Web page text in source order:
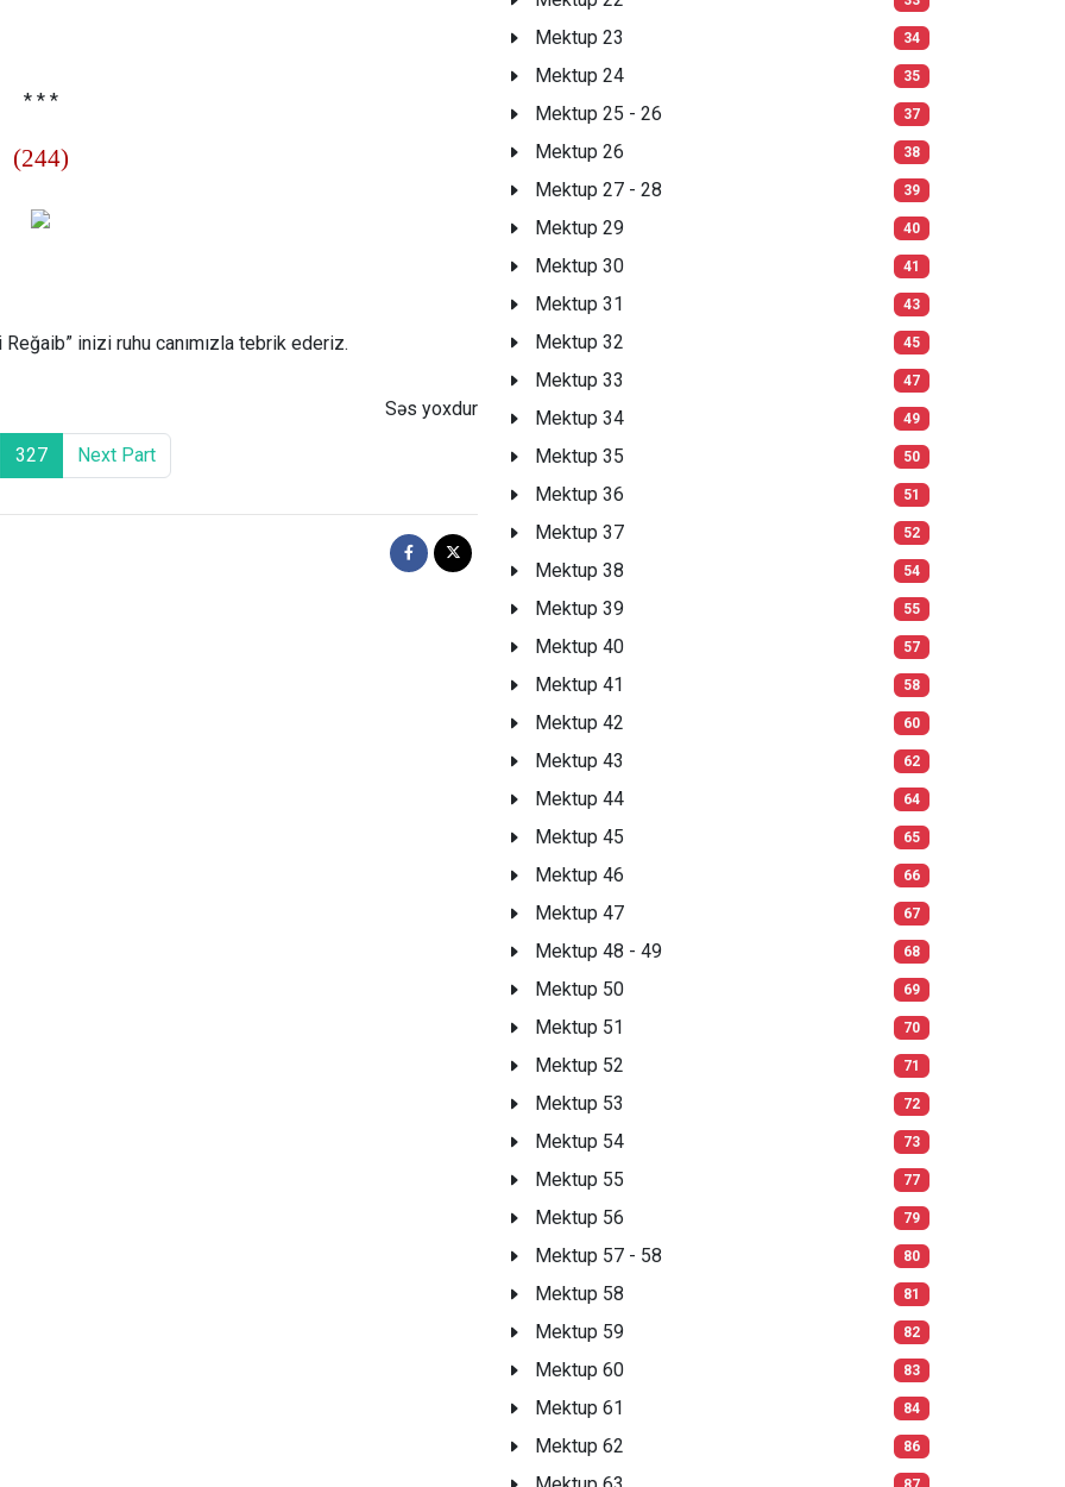
* * *
(244)
inizi ruhu canımızla tebrik ederiz.
Səs yoxdur
327 Next Part
Mektup 23 34
Mektup 24 35
Mektup 25 - 26 37
Mektup 26 38
Mektup 27 - 28 39
Mektup 29 40
Mektup 30 41
Mektup 31 43
Mektup 32 45
Mektup 33 47
Mektup 34 49
Mektup 35 50
Mektup 36 51
Mektup 37 52
Mektup 38 54
Mektup 39 55
Mektup 40 57
Mektup 41 58
Mektup 42 60
Mektup 43 62
Mektup 44 64
Mektup 45 65
Mektup 46 66
Mektup 47 67
Mektup 48 - 49 68
Mektup 50 69
Mektup 51 70
Mektup 52 71
Mektup 53 72
Mektup 54 73
Mektup 55 77
Mektup 56 79
Mektup 57 - 58 80
Mektup 58 81
Mektup 59 82
Mektup 60 83
Mektup 61 84
Mektup 62 86